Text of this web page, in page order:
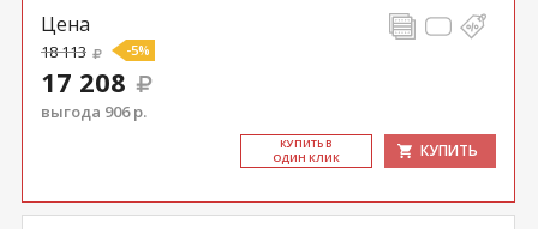
Цена
18 113 -5%
17 208
выгода 906 р.
КУ­ПИТЬ В
ОДИН КЛИК
КУПИТЬ